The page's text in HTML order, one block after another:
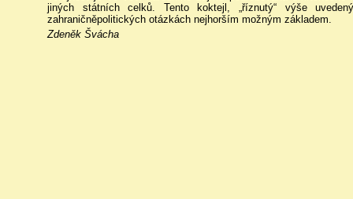
jiných státních celků. Tento koktejl, „říznutý“ výše
zahraničněpolitických otázkách nejhorším možným základem.
Zdeněk Švácha